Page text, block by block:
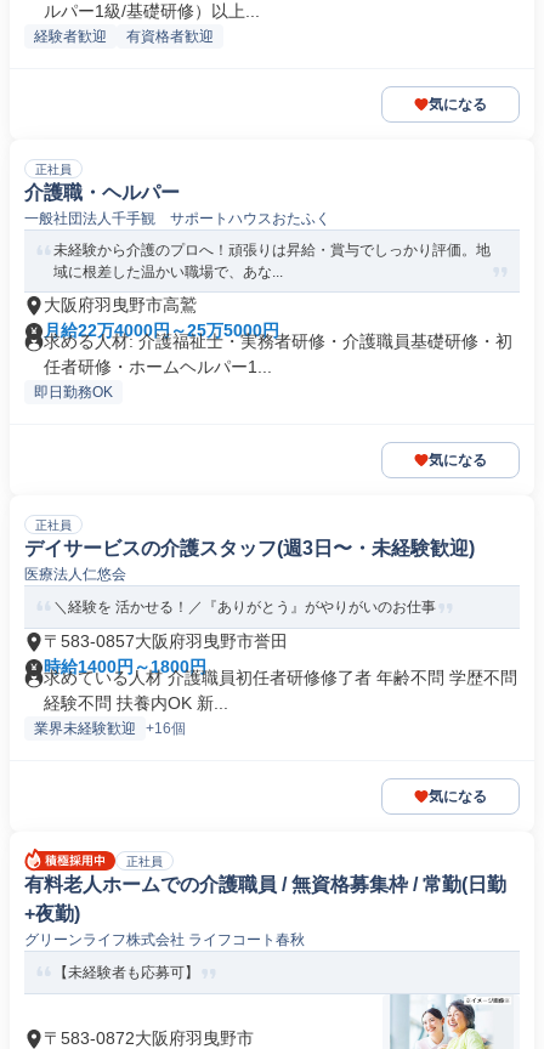
ルパー1級/基礎研修）以上...
経験者歓迎 有資格者歓迎
気になる
正社員
介護職・ヘルパー
一般社団法人千手観 サポートハウスおたふく
未経験から介護のプロへ！頑張りは昇給・賞与でしっかり評価。地
域に根差した温かい職場で、あな...
大阪府羽曳野市高鷲
月給22万4000円～25万5000円
求める人材: 介護福祉士・実務者研修・介護職員基礎研修・初
任者研修・ホームヘルパー1...
即日勤務OK
気になる
正社員
デイサービスの介護スタッフ(週3日〜・未経験歓迎)
医療法人仁悠会
＼経験を 活かせる！／『ありがとう』がやりがいのお仕事
〒583-0857大阪府羽曳野市誉田
時給1400円～1800円
求めている人材 介護職員初任者研修修了者 年齢不問 学歴不問
経験不問 扶養内OK 新...
業界未経験歓迎 +16個
気になる
正社員
有料老人ホームでの介護職員 / 無資格募集枠 / 常勤(日勤
+夜勤)
グリーンライフ株式会社 ライフコート春秋
【未経験者も応募可】
〒583-0872大阪府羽曳野市